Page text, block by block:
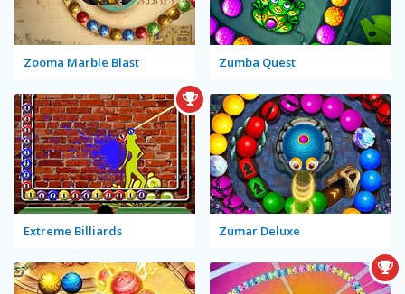
Zooma Marble Blast Zumba Quest
Extreme Billiards Zumar Deluxe